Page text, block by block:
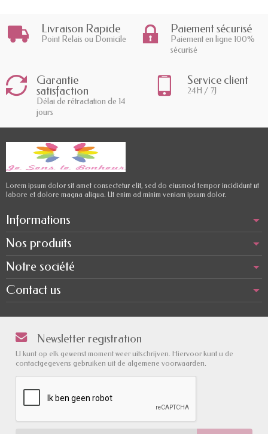
Livraison Rapide
Point Relais ou Domicile
Paiement sécurisé
Paiement en ligne 100%
sécurisé
Garantie
satisfaction
Délai de rétractation de 14
jours
Service client
24H / 7J
Lorem ipsum dolor sit amet consectetur elit, sed do eiusmod tempor incididunt ut
labore et dolore magna aliqua. Ut enim ad minim veniam ipsum dolor.
Informations
Nos produits
Notre société
Contact us
Newsletter registration
U kunt op elk gewenst moment weer uitschrijven. Hiervoor kunt u de
contactgegevens gebruiken uit de algemene voorwaarden.